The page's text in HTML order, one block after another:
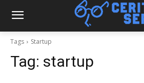
Tags Startup
Tag: startup